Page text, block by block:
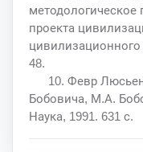
методологическое
проекта
48.
10. Февр
Бобовича, М.А.
Наука, 1991. 631 с.